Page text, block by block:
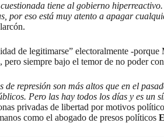
tiene al gobierno
por eso está muy atento a apagar
de legitimarse” electoralmente -
siempre bajo el temor de no poder
de represión son más altos que en el
Pero las hay todos los días y es un
privadas de libertad por motivos
como el abogado de presos políticos